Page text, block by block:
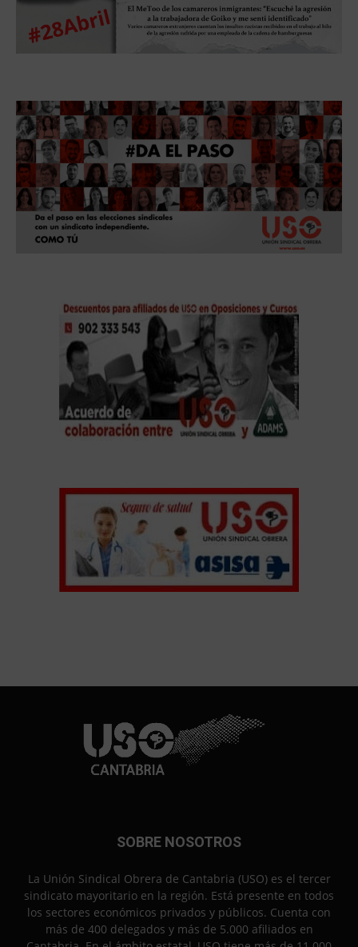
SOBRE NOSOTROS
La Unión Sindical Obrera de Cantabria (USO) es el tercer
sindicato mayoritario en la región. Está presente en todos
los sectores económicos privados y públicos. Cuenta con
más de 400 delegados y más de 5.000 afiliados en